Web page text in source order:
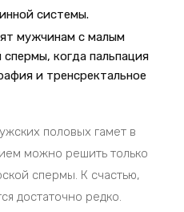
системы.
мужчинам с малым
когда пальпация
и тренсректальное
половых гамет в
можно решить только
спермы. К счастью,
достаточно редко.